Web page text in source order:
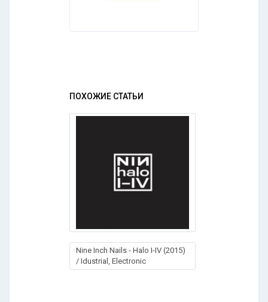
ПОХОЖИЕ СТАТЬИ
Nine Inch Nails - Halo I-IV (2015)
/ Idustrial, Electronic